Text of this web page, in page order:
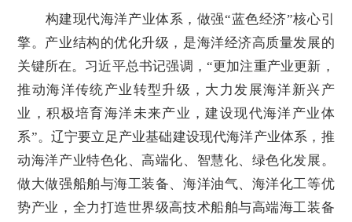
构建现代海洋产业体系，做强“蓝色经济”核心引
擎。产业结构的优化升级，是海洋经济高质量发展的
关键所在。习近平总书记强调，“更加注重产业更新，
推动海洋传统产业转型升级，大力发展海洋新兴产
业，积极培育海洋未来产业，建设现代海洋产业体
系”。辽宁要立足产业基础建设现代海洋产业体系，推
动海洋产业特色化、高端化、智慧化、绿色化发展。
做大做强船舶与海工装备、海洋油气、海洋化工等优
势产业，全力打造世界级高技术船舶与高端海工装备